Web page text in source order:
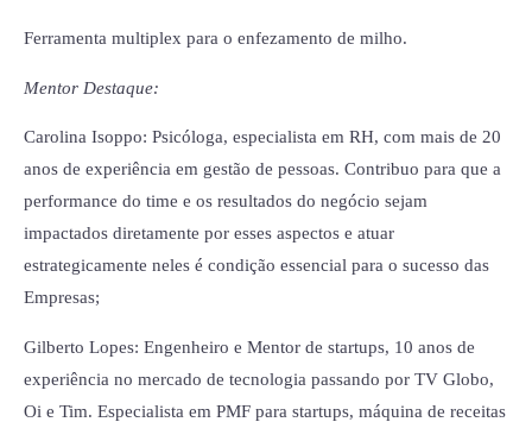
Ferramenta multiplex para o enfezamento de milho.
Mentor Destaque:
Carolina Isoppo: Psicóloga, especialista em RH, com mais de 20
anos de experiência em gestão de pessoas. Contribuo para que a
performance do time e os resultados do negócio sejam
impactados diretamente por esses aspectos e atuar
estrategicamente neles é condição essencial para o sucesso das
Empresas;
Gilberto Lopes: Engenheiro e Mentor de startups, 10 anos de
experiência no mercado de tecnologia passando por TV Globo,
Oi e Tim. Especialista em PMF para startups, máquina de receitas